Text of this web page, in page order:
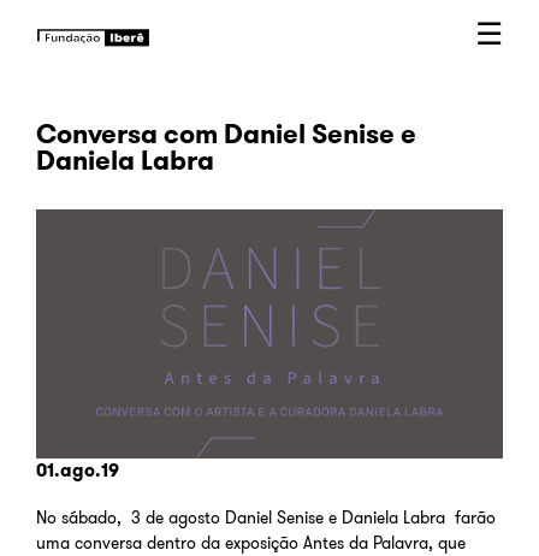
☰
Conversa com Daniel Senise e
Daniela Labra
01.ago.19
No sábado, 3 de agosto Daniel Senise e Daniela Labra farão
uma conversa dentro da exposição Antes da Palavra, que